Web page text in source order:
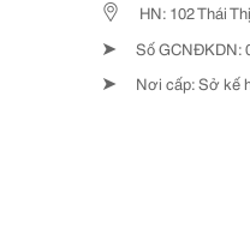
HN: 102 Thái
➤ Số GCNĐKDN:
➤ Nơi cấp: Sở kế